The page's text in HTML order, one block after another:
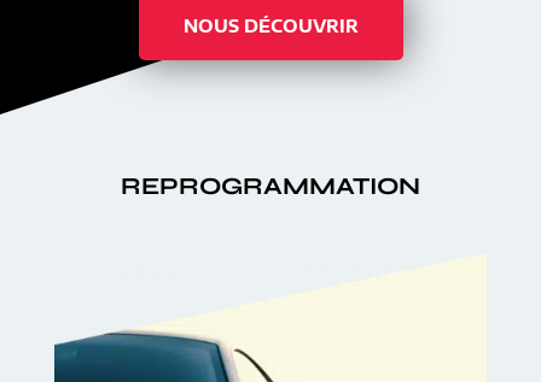
NOUS DÉCOUVRIR
REPROGRAMMATION